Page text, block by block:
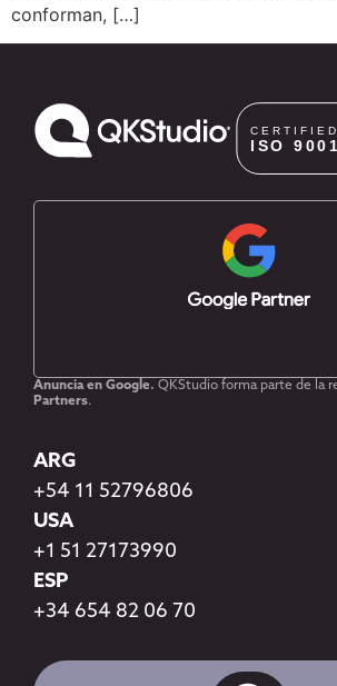
conforman, […]
Anuncia en Google. QKStudio forma parte de la
Partners.
ARG
+54 11 52796806
USA
+1 51 27173990
ESP
+34 654 82 06 70